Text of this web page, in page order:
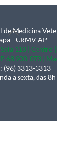
Back
To
Top
de Medicina
- CRMV-AP
Sala 110 | Centro
68.900-073 |
(96) 3313-3313
a sexta, das 8h